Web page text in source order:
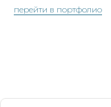
перейти в портфолио